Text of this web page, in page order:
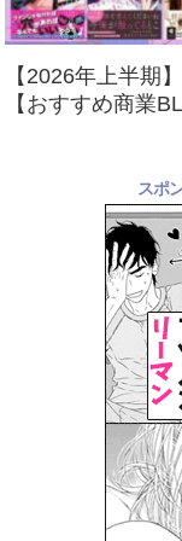
【2026年上半期
【おすすめ商業
スポ